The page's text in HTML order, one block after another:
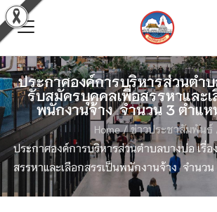
ประกาศองค์การบริหารส่วนตำบ
รับสมัครบุคคลเพื่อสรรหาและเ
พนักงานจ้าง จำนวน 3 ตำแห
Home/ ข่าวประชาสัมพันธ์
ประกาศองค์การบริหารส่วนตำบลบางบ่อ เรื่อ
สรรหาและเลือกสรรเป็นพนักงานจ้าง จำนว